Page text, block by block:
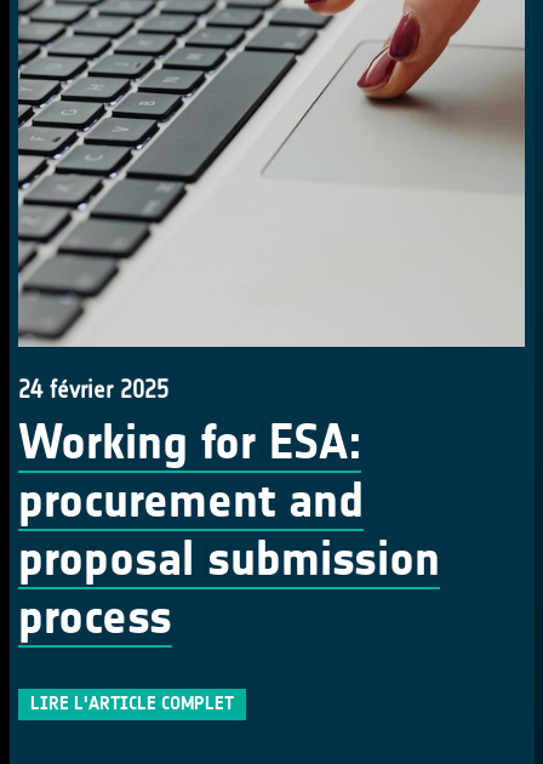
24 février 2025
Working for ESA:
procurement and
proposal submission
process
LIRE L'ARTICLE COMPLET